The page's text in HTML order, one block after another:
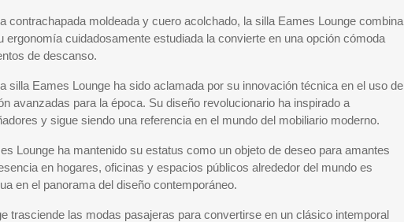
contrachapada moldeada y cuero acolchado, la silla Eames Lounge combina
ergonomía cuidadosamente estudiada la convierte en una opción cómoda
de descanso.
silla Eames Lounge ha sido aclamada por su innovación técnica en el uso de
avanzadas para la época. Su diseño revolucionario ha inspirado a
y sigue siendo una referencia en el mundo del mobiliario moderno.
Lounge ha mantenido su estatus como un objeto de deseo para amantes
en hogares, oficinas y espacios públicos alrededor del mundo es
en el panorama del diseño contemporáneo.
trasciende las modas pasajeras para convertirse en un clásico intemporal